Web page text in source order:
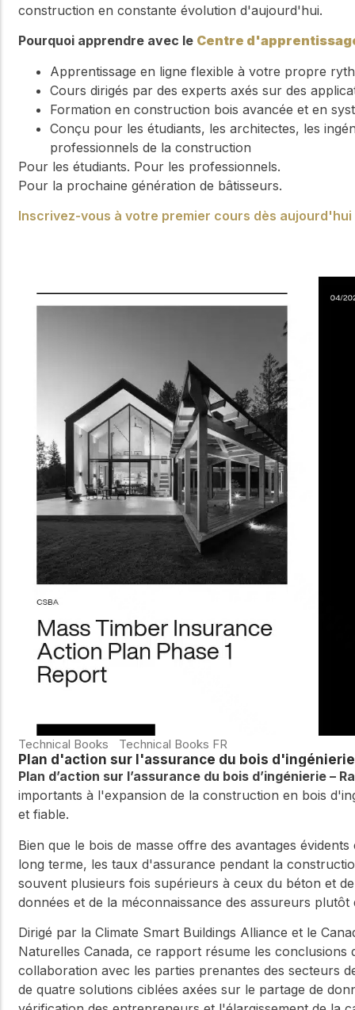
construction en constante évolution d'aujourd'hui.
Pourquoi apprendre avec le Centre
Apprentissage en ligne flexible à votre propre
Cours dirigés par des experts axés sur des
Formation en construction bois avancée et en
Conçu pour les étudiants, les architectes, les
professionnels de la construction
Pour les étudiants. Pour les professionnels.
Pour la prochaine génération de bâtisseurs.
Inscrivez-vous à votre premier cours dès aujourd'hui
Technical Books Technical Books FR
Plan d'action sur l'assurance du bois
Plan d’action sur l’assurance du bois d’ingénierie –
importants à l'expansion de la construction en bois
et fiable.
Bien que le bois de masse offre des avantages
long terme, les taux d'assurance pendant la
souvent plusieurs fois supérieurs à ceux du béton et
données et de la méconnaissance des assureurs
Dirigé par la Climate Smart Buildings Alliance et le
Naturelles Canada, ce rapport résume les
collaboration avec les parties prenantes des secteurs
de quatre solutions ciblées axées sur le partage de